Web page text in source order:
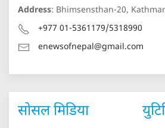
Address: Bhimsensthan-20,
+977 01-5361179/5318990
enewsofnepal@gmail.com
सोसल मिडिया